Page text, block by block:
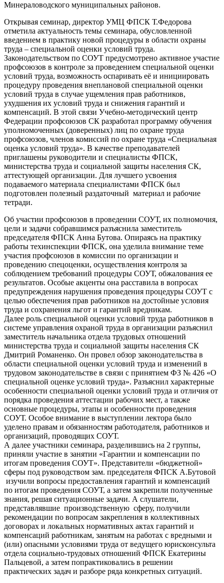
Минераловодского муниципальных районов.
Открывая семинар, директор УМЦ ФПСК Т.Федорова
отметила актуальность темы семинара, обусловленной
введением в практику новой процедуры в области охраны
труда – специальной оценки условий труда.
Законодательством по СОУТ предусмотрено активное участие
профсоюзов в контроле за проведением специальной оценки
условий труда, возможность оспаривать её и инициировать
процедуру проведения внеплановой специальной оценки
условий труда в случае ущемления прав работников,
ухудшения их условий труда и снижения гарантий и
компенсаций. В этой связи Учебно-методический центр
Федерации профсоюзов СК разработал программу обучения
уполномоченных (доверенных) лиц по охране труда
профсоюзов, членов комиссий по охране труда «Специальная
оценка условий труда». В качестве преподавателей
приглашены руководители и специалисты ФПСК,
министерства труда и социальной защиты населения СК,
аттестующей организации. Для лучшего усвоения
подаваемого материала специалистами ФПСК был
подготовлен полезный раздаточный материал и рабочие
тетради.
Об участии профсоюзов в проведении СОУТ, их полномочия,
цели и задачи собравшимся разъяснила заместитель
председателя ФПСК Анна Бутова. Опираясь на практику
работы техинспекции ФПСК, она уделила внимание теме
участия профсоюзов в комиссии по организации и
проведению спецоценки, осуществления контроля за
соблюдением требований процедуры СОУТ, обжалования ее
результатов. Особые акценты она расставила в вопросах
предупреждения нарушения проведения процедуры СОУТ с
целью обеспечения прав работников на достойные условия
труда и сохранения льгот и гарантий вредникам.
Далее роль специальной оценки условий труда работников в
системе управления охраной труда в организации разъяснил
заместитель начальника отдела трудовых отношений
министерства труда и социальной защиты населения СК
Дмитрий Романенко. Он провел обзор законодательства в
области специальной оценки условий труда и изменений в
трудовом законодательстве в связи с принятием ФЗ № 426 «О
специальной оценке условий труда». Разъяснил характерные
особенности специальной оценки условий труда и отличия от
порядка проведения аттестации рабочих мест, а также
основные процедуры, этапы и особенности проведения
СОУТ. Особое внимание в выступлении лектора было
уделено правам и обязанностям работодателя, работников и
организаций, проводящих СОУТ.
А далее участники семинара, разделившись на 2 группы,
приняли участие в занятии «Гарантии и компенсации по
итогам проведения СОУТ». Представители «бюджетной»
сферы под руководством зам. председателя ФПСК А.Бутовой
изучили вопросы предоставления гарантий и компенсаций
по итогам проведения СОУТ, а затем закрепили полученные
знания, решая ситуационные задачи. А слушатели,
представлявшие производственную сферу, получили
рекомендации по вопросам закрепления в коллективных
договорах и локальных нормативных актах гарантий и
компенсаций работникам, занятым на работах с вредными и
(или) опасными условиями труда от ведущего юрисконсульта
отдела социально-трудовых отношений ФПСК Екатерины
Пальцевой, а затем попрактиковались в решении
практических задач и разборе ряда конкретных ситуаций.